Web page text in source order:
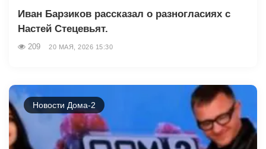
Иван Барзиков рассказал о разногласиях с
Настей Стецевьят.
209 20 МАЯ, 2026 15:30
Новости Дома-2